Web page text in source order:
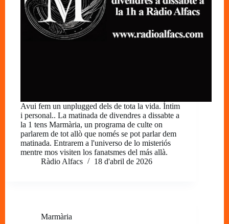
Avui fem un unplugged dels de tota la vida. Íntim
i personal.. La matinada de divendres a dissabte a
la 1 tens Marmària, un programa de culte on
parlarem de tot allò que només se pot parlar dem
matinada. Entrarem a l'universo de lo misteriós
mentre mos visiten los fanatsmes del más allà.
Ràdio Alfacs
18 d'abril de 2026
Marmària